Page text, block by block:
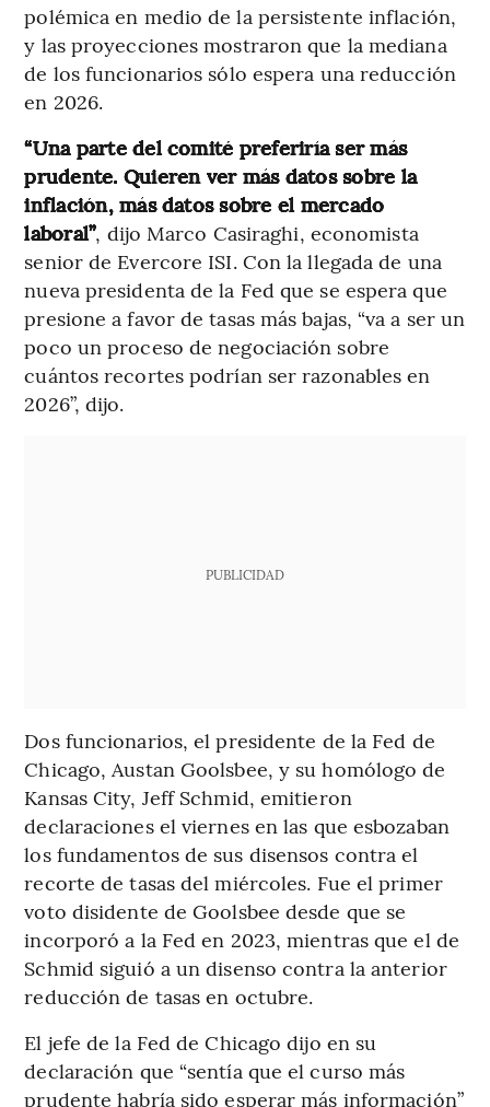
polémica en medio de la persistente inflación,
y las proyecciones mostraron que la mediana
de los funcionarios sólo espera una reducción
en 2026.
“Una parte del comité preferiría ser más
prudente. Quieren ver más datos sobre la
inflación, más datos sobre el mercado
laboral”, dijo Marco Casiraghi, economista
senior de Evercore ISI. Con la llegada de una
nueva presidenta de la Fed que se espera que
presione a favor de tasas más bajas, “va a ser un
poco un proceso de negociación sobre
cuántos recortes podrían ser razonables en
2026”, dijo.
PUBLICIDAD
Dos funcionarios, el presidente de la Fed de
Chicago, Austan Goolsbee, y su homólogo de
Kansas City, Jeff Schmid, emitieron
declaraciones el viernes en las que esbozaban
los fundamentos de sus disensos contra el
recorte de tasas del miércoles. Fue el primer
voto disidente de Goolsbee desde que se
incorporó a la Fed en 2023, mientras que el de
Schmid siguió a un disenso contra la anterior
reducción de tasas en octubre.
El jefe de la Fed de Chicago dijo en su
declaración que “sentía que el curso más
prudente habría sido esperar más información”